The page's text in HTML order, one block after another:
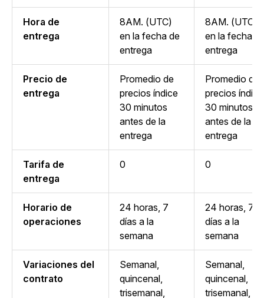
Hora de
entrega
8AM. (UTC)
en la fecha de
entrega
8AM. (UTC)
en la fecha
entrega
Precio de
entrega
Promedio de
precios índice
30 minutos
antes de la
entrega
Promedio de
precios índice
30 minutos
antes de la
entrega
Tarifa de
entrega
0 0
Horario de
operaciones
24 horas, 7
días a la
semana
24 horas, 7
días a la
semana
Variaciones del
contrato
Semanal,
quincenal,
trisemanal,
Semanal,
quincenal,
trisemanal,